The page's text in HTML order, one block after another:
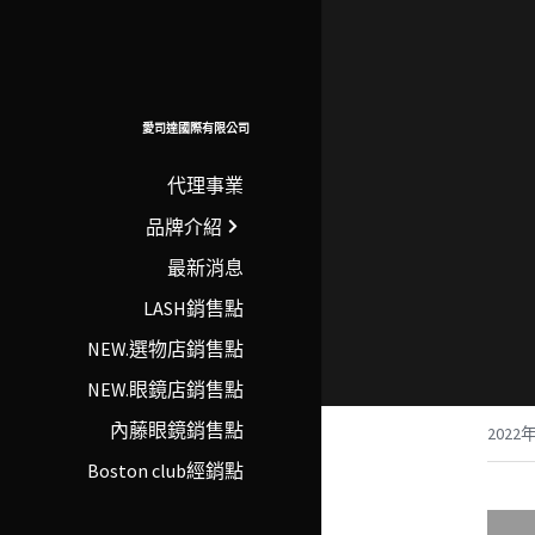
愛司達國際有限公司
代理事業
品牌介紹
最新消息
LASH銷售點
NEW.選物店銷售點
NEW.眼鏡店銷售點
內藤眼鏡銷售點
Boston club經銷點
2022